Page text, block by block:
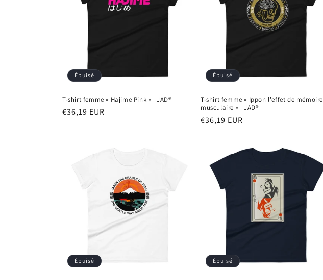
Épuisé
T-shirt femme « Hajime Pink » | JAD®
Prix
€36,19 EUR
Épuisé
T-shirt femme « Ippon l'effet de mémoire
musculaire » | JAD®
Prix
€36,19 EUR
Épuisé Épuisé